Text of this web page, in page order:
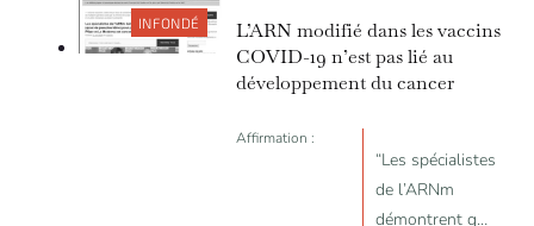
d'autres
personnes
INFONDÉ
L’ARN modifié dans les vaccins
COVID-19 n’est pas lié au
développement du cancer
Affirmation :
“Les spécialistes
de l’ARNm
démontrent que